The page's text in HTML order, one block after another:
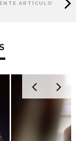
ARTÍCULO